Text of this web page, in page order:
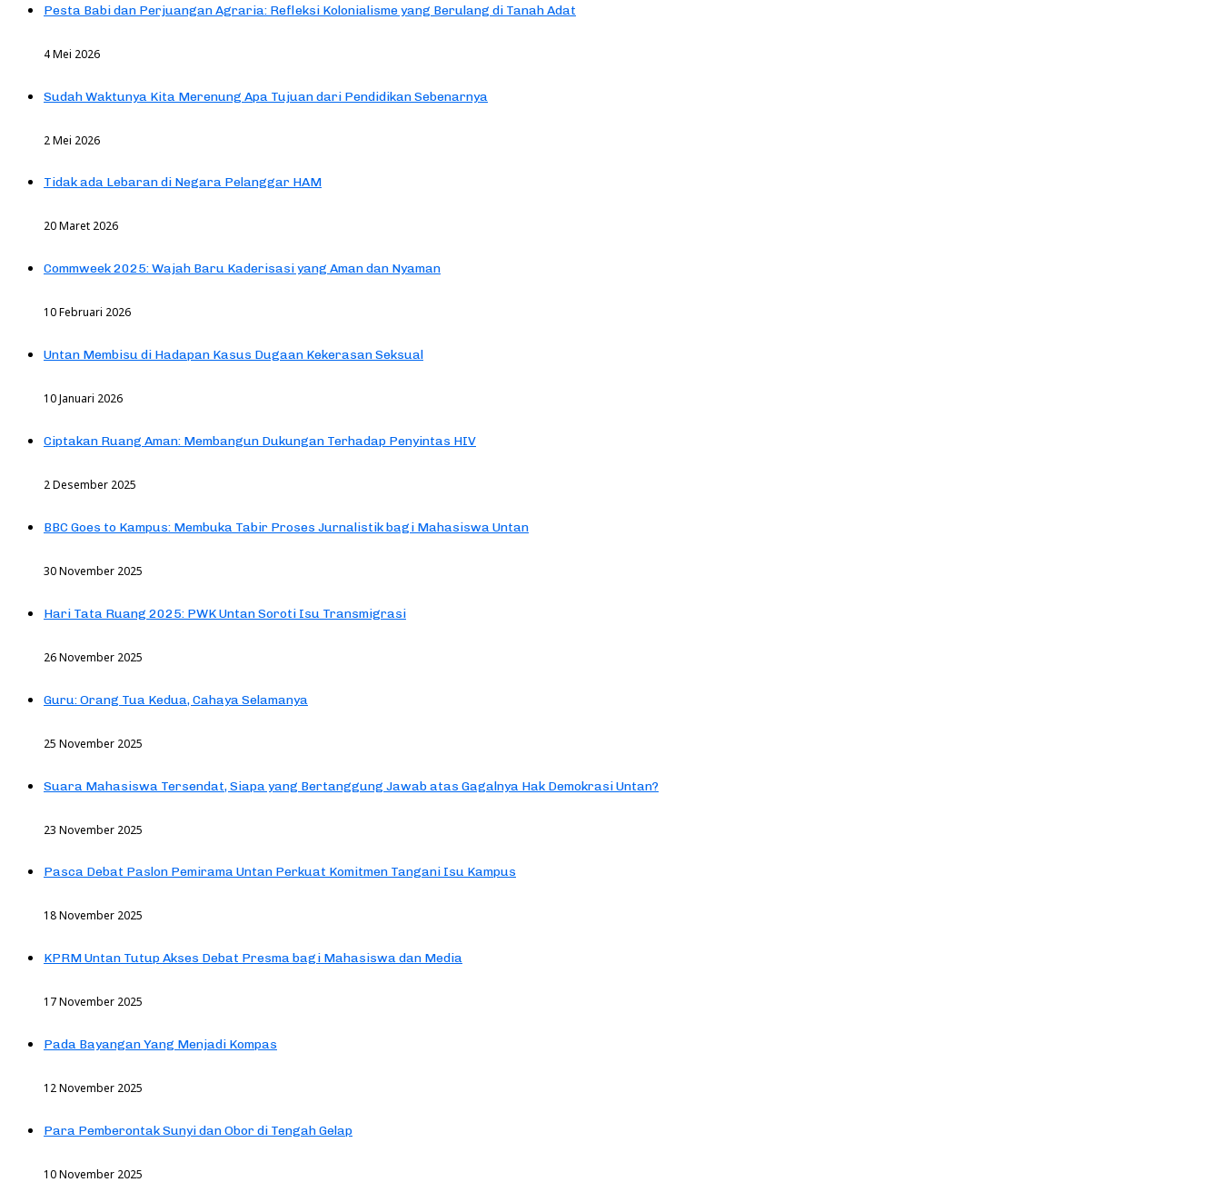
Pesta Babi dan Perjuangan Agraria: Refleksi Kolonialisme yang Berulang di Tanah Adat
4 Mei 2026
Sudah Waktunya Kita Merenung Apa Tujuan dari Pendidikan Sebenarnya
2 Mei 2026
Tidak ada Lebaran di Negara Pelanggar HAM
20 Maret 2026
Commweek 2025: Wajah Baru Kaderisasi yang Aman dan Nyaman
10 Februari 2026
Untan Membisu di Hadapan Kasus Dugaan Kekerasan Seksual
10 Januari 2026
Ciptakan Ruang Aman: Membangun Dukungan Terhadap Penyintas HIV
2 Desember 2025
BBC Goes to Kampus: Membuka Tabir Proses Jurnalistik bagi Mahasiswa Untan
30 November 2025
Hari Tata Ruang 2025: PWK Untan Soroti Isu Transmigrasi
26 November 2025
Guru: Orang Tua Kedua, Cahaya Selamanya
25 November 2025
Suara Mahasiswa Tersendat, Siapa yang Bertanggung Jawab atas Gagalnya Hak Demokrasi Untan?
23 November 2025
Pasca Debat Paslon Pemirama Untan Perkuat Komitmen Tangani Isu Kampus
18 November 2025
KPRM Untan Tutup Akses Debat Presma bagi Mahasiswa dan Media
17 November 2025
Pada Bayangan Yang Menjadi Kompas
12 November 2025
Para Pemberontak Sunyi dan Obor di Tengah Gelap
10 November 2025